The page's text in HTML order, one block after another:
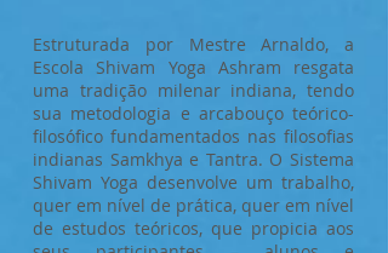
Estruturada por Mestre Arnaldo, a
Escola Shivam Yoga Ashram resgata
uma tradição milenar indiana, tendo
sua metodologia e arcabouço teórico-
filosófico fundamentados nas filosofias
indianas Samkhya e Tantra. O Sistema
Shivam Yoga desenvolve um trabalho,
quer em nível de prática, quer em nível
de estudos teóricos, que propicia aos